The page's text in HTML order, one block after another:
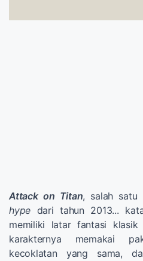
Attack on Titan, salah satu
hype dari tahun 2013...
memiliki latar fantasi
karakternya memakai
kecoklatan yang sama,